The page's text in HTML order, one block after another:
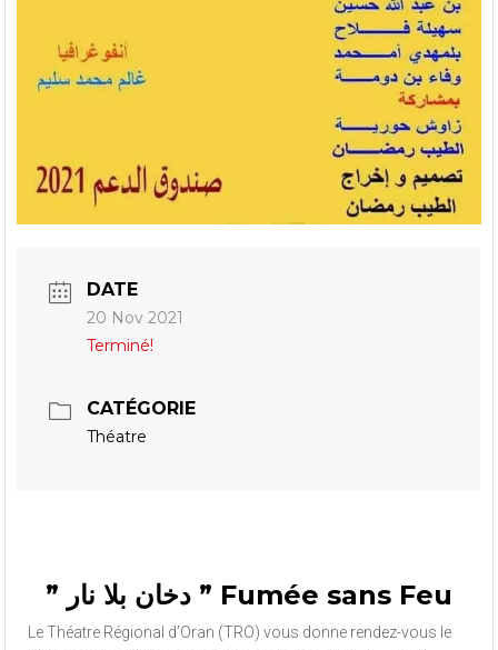
DATE
20 Nov 2021
Terminé!
CATÉGORIE
Théatre
” دخان بلا نار ” Fumée sans Feu
Le Théatre Régional d’Oran (TRO) vous donne rendez-vous le